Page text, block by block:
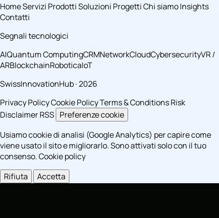
HomeServizi ProdottiSoluzioni ProgettiChi siamoInsights
Contatti
Segnali tecnologici
AIQuantum ComputingCRMNetworkCloudCybersecurityVR /
ARBlockchainRoboticaIoT
SwissInnovationHub · 2026
Privacy PolicyCookie PolicyTerms & ConditionsRisk
DisclaimerRSS Preferenze cookie
Usiamo cookie di analisi (Google Analytics) per capire come
viene usato il sito e migliorarlo. Sono attivati solo con il tuo
consenso.Cookie policy
Rifiuta
Accetta